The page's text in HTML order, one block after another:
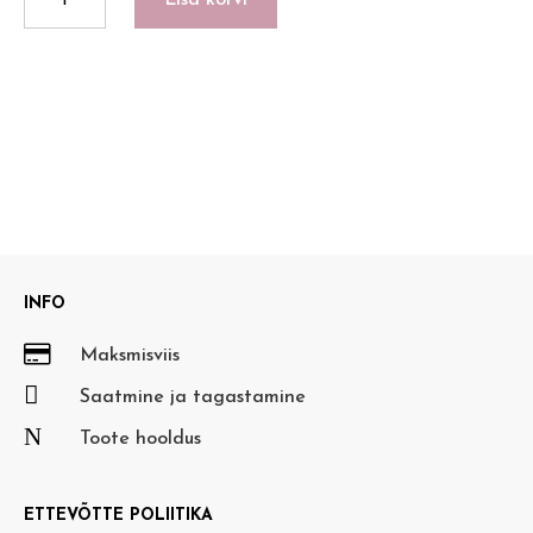
INFO
 Maksmisviis
 Saatmine ja tagastamine
N Toote hooldus
ETTEVÕTTE POLIITIKA